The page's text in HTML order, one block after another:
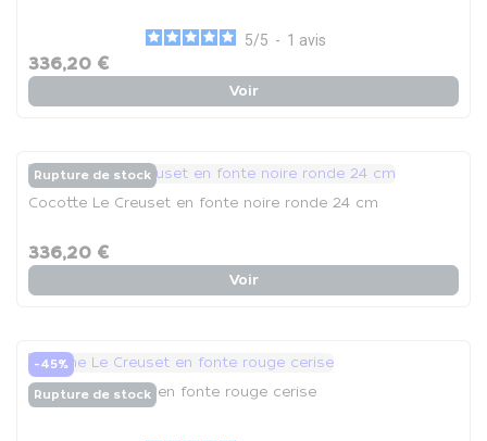
5/5 - 1 avis
336,20 €
Voir
Rupture de stock
Cocotte Le Creuset en fonte noire ronde 24 cm
336,20 €
Voir
-45%
Rupture de stock
Tajine Le Creuset en fonte rouge cerise